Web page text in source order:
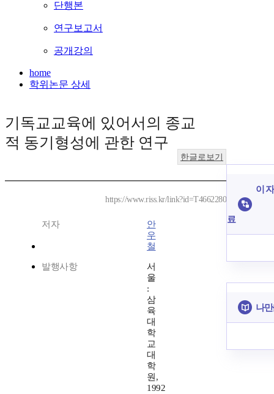
단행본
연구보고서
공개강의
home
학위논문 상세
기독교교육에 있어서의 종교
적 동기형성에 관한 연구
한글로보기
https://www.riss.kr/link?id=T4662280
저자
안
우
철
발행사항
서
울
:
삼
육
대
학
교
대
학
원,
1992
이
료
나